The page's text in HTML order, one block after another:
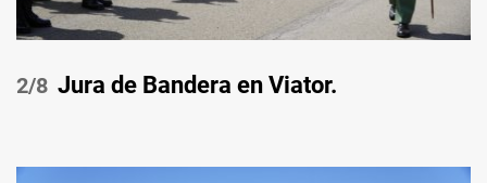
/8 Jura de Bandera en Viator.